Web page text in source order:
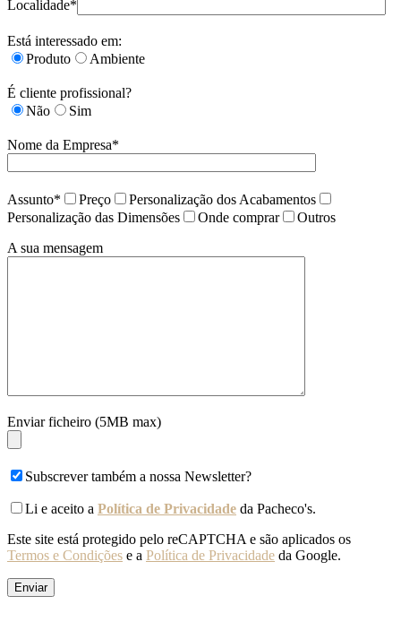
Localidade*
Está interessado em:
Produto
Ambiente
É cliente profissional?
Não
Sim
Nome da Empresa*
Assunto* Preço
Personalização dos Acabamentos
Personalização das Dimensões
Onde comprar
Outros
A sua mensagem
Enviar ficheiro (5MB max)
Subscrever também a nossa Newsletter?
Li e aceito a Política de Privacidade da Pacheco's.
Este site está protegido pelo reCAPTCHA e são aplicados os
Termos e Condições e a Política de Privacidade da Google.